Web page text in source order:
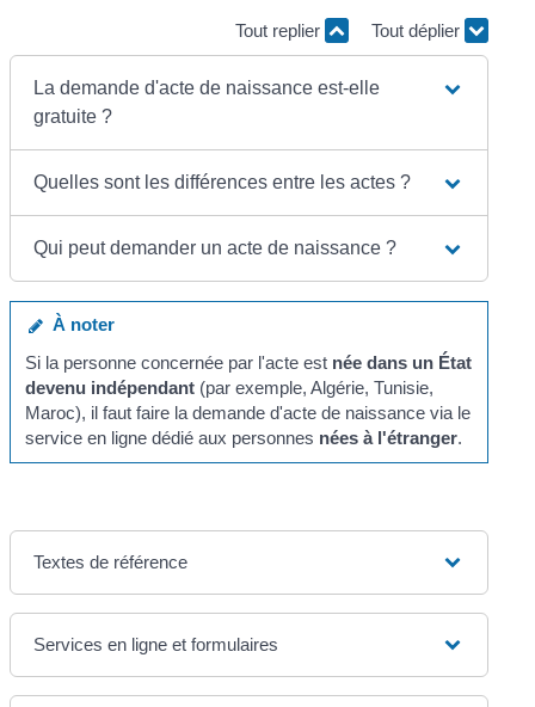
Tout replier Tout déplier
La demande d'acte de naissance est-elle
gratuite ?
Quelles sont les différences entre les actes ?
Qui peut demander un acte de naissance ?
À noter
Si la personne concernée par l'acte est née dans un État
devenu indépendant(par exemple, Algérie, Tunisie,
Maroc), il faut faire la demande d'acte de naissance via le
service en ligne dédié aux personnes nées à l'étranger.
Textes de référence
Services en ligne et formulaires